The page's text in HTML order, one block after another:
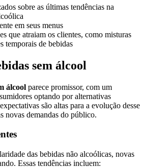
sobre as últimas tendências na
em seus menus
que atraiam os clientes, como misturas
temporais de bebidas
sem álcool
álcool parece promissor, com um
optando por alternativas
são altas para a evolução desse
novas demandas do público.
das bebidas não alcoólicas, novas
Essas tendências incluem: